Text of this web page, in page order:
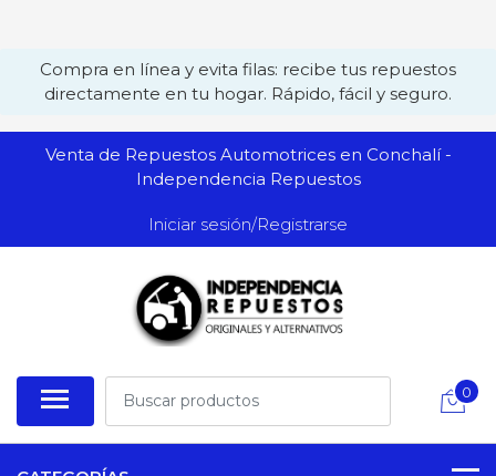
Compra en línea y evita filas: recibe tus repuestos
directamente en tu hogar. Rápido, fácil y seguro.
Venta de Repuestos Automotrices en Conchalí -
Independencia Repuestos
Iniciar sesión/Registrarse
0